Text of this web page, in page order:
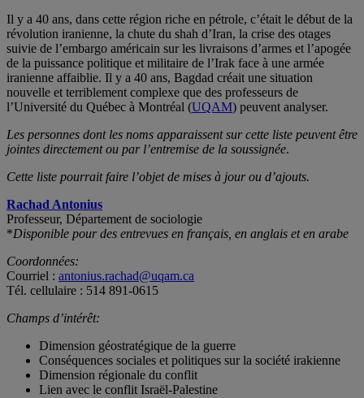
Il y a 40 ans, dans cette région riche en pétrole, c’était le début de la
révolution iranienne, la chute du shah d’Iran, la crise des otages
suivie de l’embargo américain sur les livraisons d’armes et l’apogée
de la puissance politique et militaire de l’Irak face à une armée
iranienne affaiblie. Il y a 40 ans, Bagdad créait une situation
nouvelle et terriblement complexe que des professeurs de
l’Université du Québec à Montréal (UQAM) peuvent analyser.
Les personnes dont les noms apparaissent sur cette liste peuvent être
jointes directement ou par l’entremise de la soussignée.
Cette liste pourrait faire l’objet de mises à jour ou d’ajouts.
Rachad Antonius
Professeur, Département de sociologie
*Disponible pour des entrevues en français, en anglais et en arabe
Coordonnées:
Courriel : antonius.rachad@uqam.ca
Tél. cellulaire : 514 891-0615
Champs d’intérêt:
Dimension géostratégique de la guerre
Conséquences sociales et politiques sur la société irakienne
Dimension régionale du conflit
Lien avec le conflit Israël-Palestine